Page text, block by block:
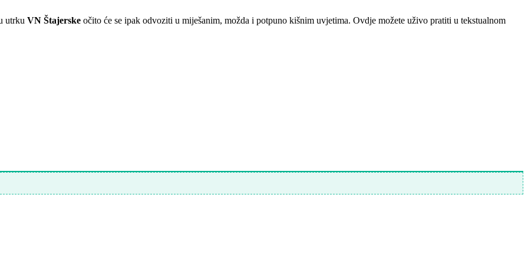
utrku VN Štajerske očito će se ipak odvoziti u miješanim, možda i potpuno kišnim uvjetima. Ovdje možete uživo pratiti u tekstualnom